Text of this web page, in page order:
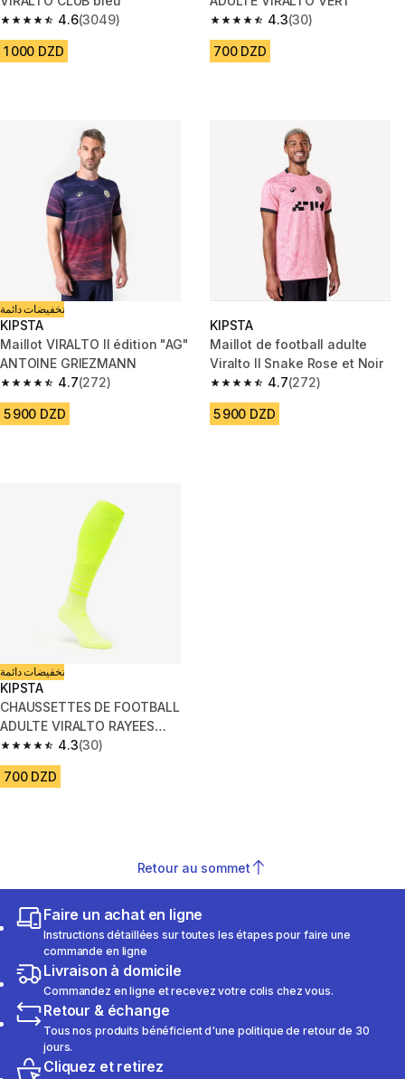
4.6
4.6 out of 5 stars from 3049 reviews
(3049)
1 000 DZD
4.3
4.3 out of 5 stars from 30
(30)
700 DZD
تخفيضات دائمة
KIPSTA
Maillot VIRALTO II édition "AG"
ANTOINE GRIEZMANN
4.7
4.7 out of 5 stars from 272 reviews
(272)
5 900 DZD
KIPSTA
Maillot de football adulte
Viralto II Snake Rose et Noir
4.7
4.7 out of 5 stars from 272
(272)
5 900 DZD
تخفيضات دائمة
KIPSTA
CHAUSSETTES DE FOOTBALL
ADULTE VIRALTO RAYEES
JAUNE FLUO
4.3
4.3 out of 5 stars from 30 reviews
(30)
700 DZD
Retour au sommet
Faire un achat en ligne
Instructions détaillées sur toutes les étapes pour faire une
commande en ligne
Livraison à domicile
Commandez en ligne et recevez votre colis chez vous.
Retour & échange
Tous nos produits bénéficient d'une politique de retour de 30
jours.
Cliquez et retirez